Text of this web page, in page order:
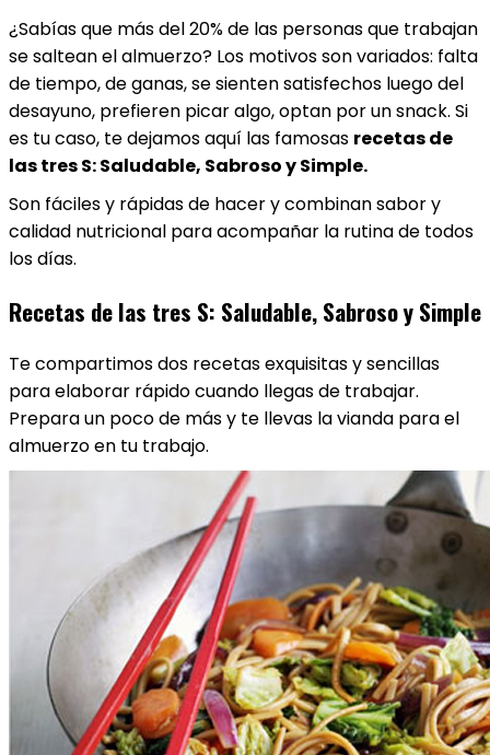
¿Sabías que más del 20% de las personas que trabajan
se saltean el almuerzo? Los motivos son variados: falta
de tiempo, de ganas, se sienten satisfechos luego del
desayuno, prefieren picar algo, optan por un snack. Si
es tu caso, te dejamos aquí las famosas recetas de
las tres S: Saludable, Sabroso y Simple.
Son fáciles y rápidas de hacer y combinan sabor y
calidad nutricional para acompañar la rutina de todos
los días.
Recetas de las tres S: Saludable, Sabroso y Simple
Te compartimos dos recetas exquisitas y sencillas
para elaborar rápido cuando llegas de trabajar.
Prepara un poco de más y te llevas la vianda para el
almuerzo en tu trabajo.